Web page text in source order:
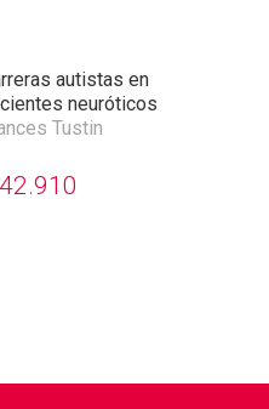
autistas en
neuróticos
Tustin
42.910